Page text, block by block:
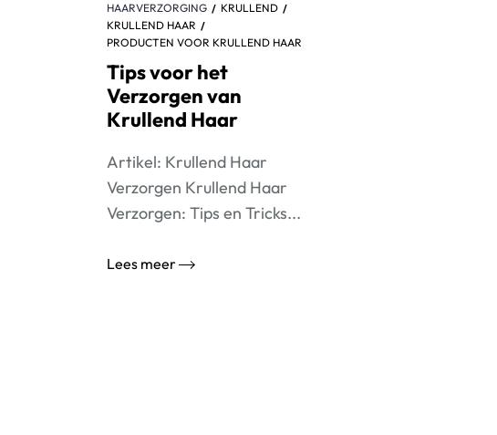
HAARVERZORGING
KRULLEND
KRULLEND HAAR
PRODUCTEN VOOR KRULLEND HAAR
Tips voor het
Verzorgen van
Krullend Haar
Artikel: Krullend Haar
Verzorgen Krullend Haar
Verzorgen: Tips en Tricks...
Lees meer